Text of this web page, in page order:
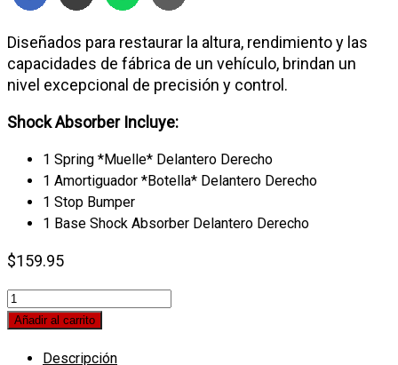
Diseñados para restaurar la altura, rendimiento y las
capacidades de fábrica de un vehículo, brindan un
nivel excepcional de precisión y control.
Shock Absorber Incluye:
1 Spring *Muelle* Delantero Derecho
1 Amortiguador *Botella* Delantero Derecho
1 Stop Bumper
1 Base Shock Absorber Delantero Derecho
$159.95
Amortiguador
Ensamblado
Vitara
Añadir al carrito
Descripción